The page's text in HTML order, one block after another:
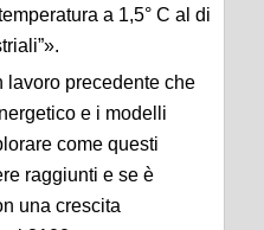
a 1,5° C al di
lavoro precedente che
e i modelli
come questi
raggiunti e se è
una crescita